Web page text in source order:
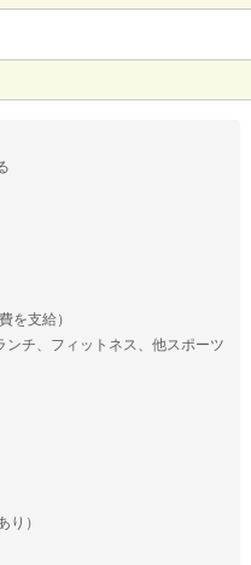
を支給）
チ、フィットネス、他スポーツ
）